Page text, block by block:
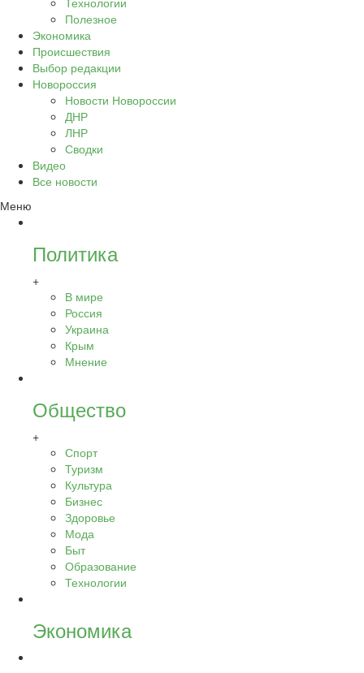
Полезное
Экономика
Происшествия
Выбор редакции
Новороссия
Новости Новороссии
ДНР
ЛНР
Сводки
Видео
Все новости
Меню
Политика
+
В мире
Россия
Украина
Крым
Мнение
Общество
+
Спорт
Туризм
Культура
Бизнес
Здоровье
Мода
Быт
Образование
Технологии
Экономика